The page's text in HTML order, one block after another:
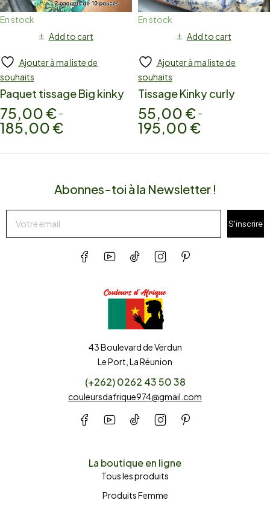
En stock
Add to cart
Ajouter à ma liste de
souhaits
Paquet tissage Big kinky
75,00 € –
185,00 €
En stock
Add to cart
Ajouter à ma liste de
souhaits
Tissage Kinky curly
55,00 € –
195,00 €
43 Boulevard de Verdun
Le Port, La Réunion
(+262) 0262 43 50 38
couleursdafrique974@gmail.com
La boutique en ligne
Tous les produits
Produits Femme
Abonnes-toi à la Newsletter !
S'inscrire